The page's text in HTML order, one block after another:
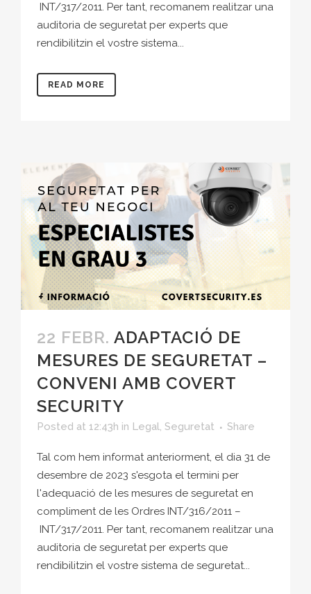
INT/317/2011. Per tant, recomanem realitzar una
auditoria de seguretat per experts que
rendibilitzin el vostre sistema...
READ MORE
22 FEBR. ADAPTACIÓ DE
MESURES DE SEGURETAT –
CONVENI AMB COVERT
SECURITY
Posted at 12:43h in Legal, Seguretat Share
Tal com hem informat anteriorment, el dia 31 de
desembre de 2023 s'esgota el termini per
l'adequació de les mesures de seguretat en
compliment de les Ordres INT/316/2011 –
INT/317/2011. Per tant, recomanem realitzar una
auditoria de seguretat per experts que
rendibilitzin el vostre sistema de seguretat...